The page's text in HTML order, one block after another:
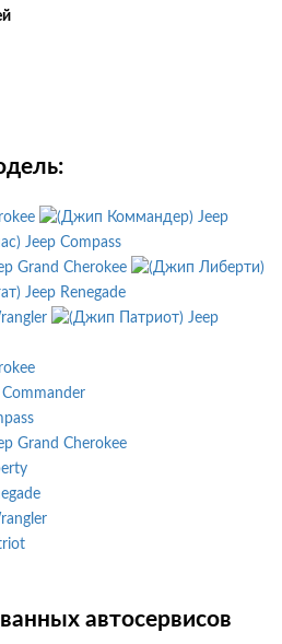
Jeep
Jeep Compass
Grand Cherokee
Jeep Renegade
Jeep
Commander
Grand Cherokee
автосервисов